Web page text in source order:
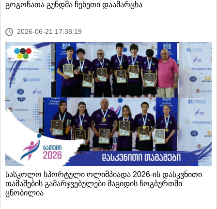
გოგონათა გუნდმა ჩეხეთი დაამარცხა
2026-06-21 17:38:19
სასკოლო სპორტული ოლიმპიადა 2026-ის დასკვნითი
თამაშების გამარჯვებულები მაგიდის ჩოგბურთში
ცნობილია